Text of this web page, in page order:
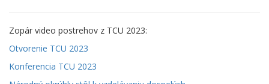
Zopár video postrehov z TCU 2023:
Otvorenie TCU 2023
Konferencia TCU 2023